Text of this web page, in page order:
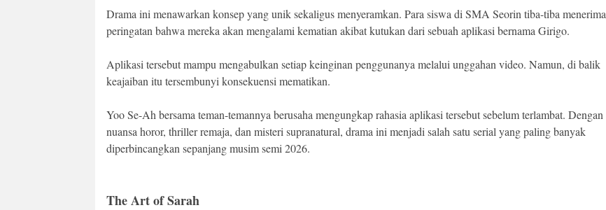
Drama ini menawarkan konsep yang unik sekaligus menyeramkan. Para siswa di SMA Seorin tiba-tiba menerima
peringatan bahwa mereka akan mengalami kematian akibat kutukan dari sebuah aplikasi bernama Girigo.
Aplikasi tersebut mampu mengabulkan setiap keinginan penggunanya melalui unggahan video. Namun, di balik
keajaiban itu tersembunyi konsekuensi mematikan.
Yoo Se-Ah bersama teman-temannya berusaha mengungkap rahasia aplikasi tersebut sebelum terlambat. Dengan
nuansa horor, thriller remaja, dan misteri supranatural, drama ini menjadi salah satu serial yang paling banyak
diperbincangkan sepanjang musim semi 2026.
The Art of Sarah